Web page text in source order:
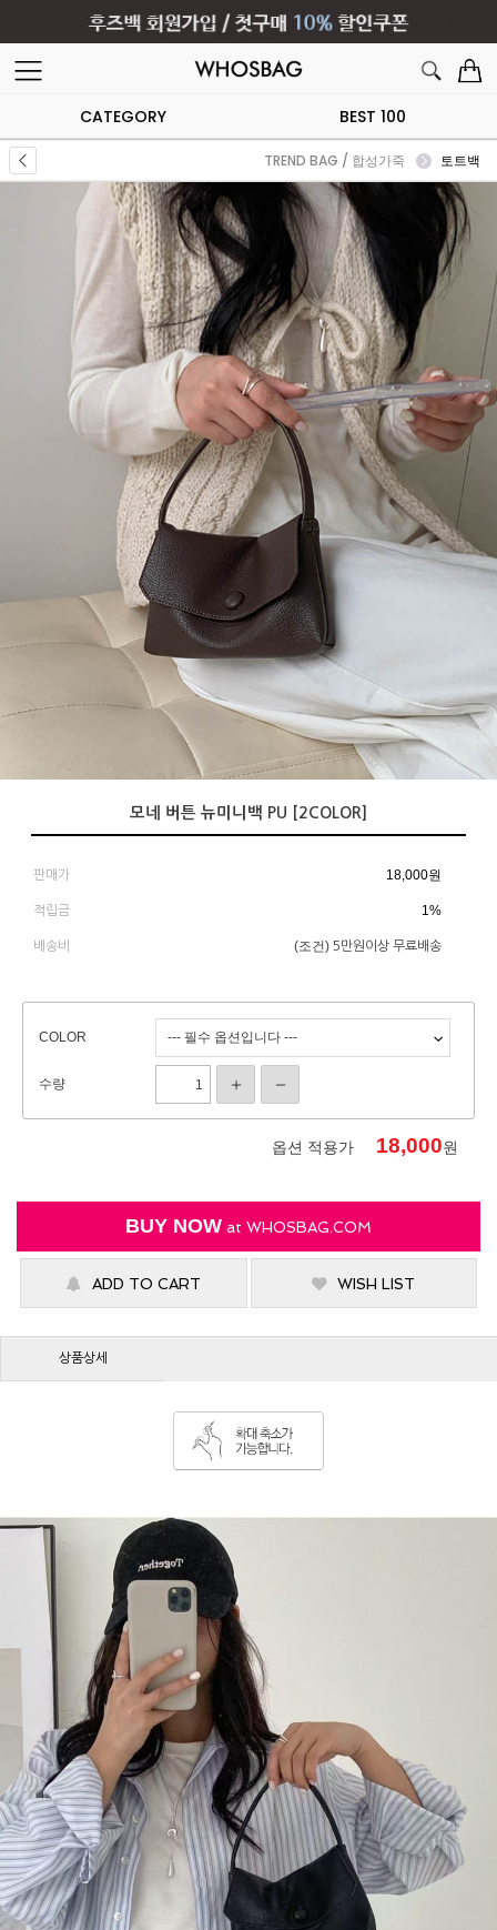
CATEGORY BEST 100
TREND BAG / 합성가죽 토트백
모네 버튼 뉴미니백 PU [2COLOR]
판매가 18,000원
적립금 1%
배송비 (조건) 5만원이상 무료배송
COLOR
수량
옵션 적용가 18,000원
BUY NOW at WHOSBAG.COM
ADD TO CART WISH LIST
상품상세